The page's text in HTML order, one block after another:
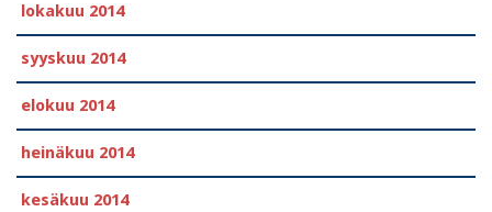
lokakuu 2014
syyskuu 2014
elokuu 2014
heinäkuu 2014
kesäkuu 2014